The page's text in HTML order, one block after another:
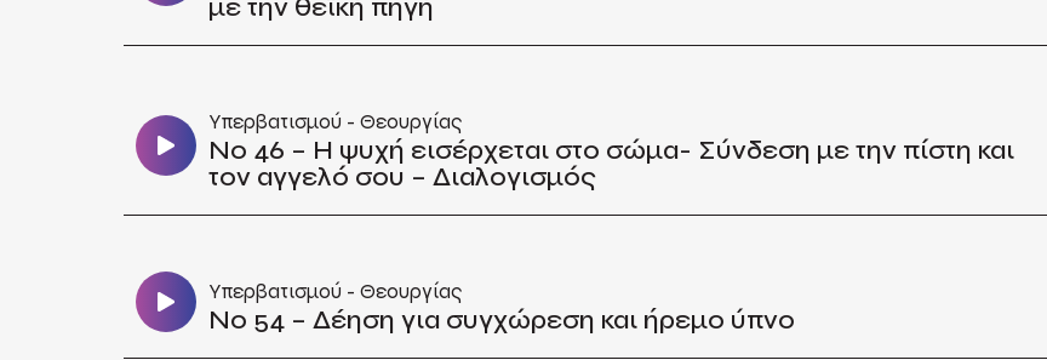
με την θεϊκή πηγή
Υπερβατισμού - Θεουργίας
No 46 – Η ψυχή εισέρχεται στο σώμα- Σύνδεση με την πίστη και
τον αγγελό σου – Διαλογισμός
Υπερβατισμού - Θεουργίας
No 54 – Δέηση για συγχώρεση και ήρεμο ύπνο